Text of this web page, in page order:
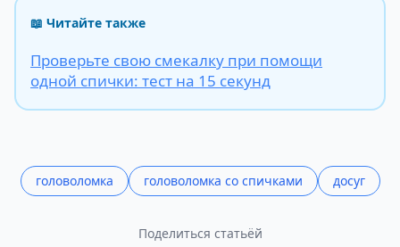
📖 Читайте также
Проверьте свою смекалку при помощи
одной спички: тест на 15 секунд
головоломка головоломка со спичками досуг
Поделиться статьёй